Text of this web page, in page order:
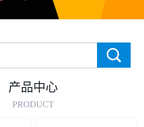
产品中心
PRODUCT